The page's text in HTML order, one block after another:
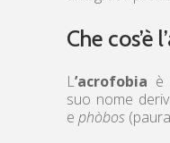
Che cos’è
L’acrofobia è
suo nome
e phòbos